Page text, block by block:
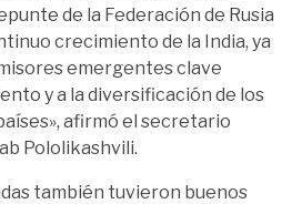
de la Federación de Rusia
crecimiento de la India, ya
emergentes clave
y a la diversificación de los
afirmó el secretario
Pololikashvili.
también tuvieron buenos